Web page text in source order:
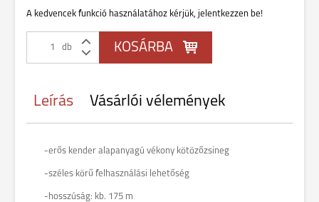
A kedvencek funkció használatához kérjük, jelentkezzen be!
db
Leírás Vásárlói vélemények
-erős kender alapanyagú vékony kötözőzsineg
-széles körű felhasználási lehetőség
-hosszúság: kb. 175 m